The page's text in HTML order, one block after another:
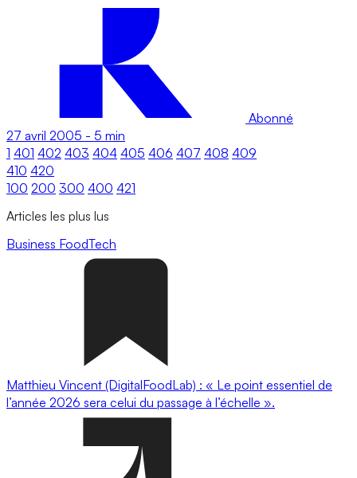
Abonné
27 avril 2005 - 5 min
1 401 402 403 404 405 406 407 408 409
410 420
100 200 300 400 421
Articles les plus lus
Business FoodTech
Matthieu Vincent (DigitalFoodLab) : « Le point essentiel de
l’année 2026 sera celui du passage à l’échelle ».